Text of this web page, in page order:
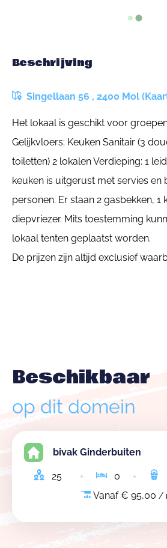
Beschrijving
Singellaan 56 , 2400 Mol
Het lokaal is geschikt voor
Gelijkvloers: Keuken Sanitair (3
toiletten) 2 lokalen Verdieping: 1
keuken is uitgerust met servies en
personen. Er staan 2 gasbekken, 1
diepvriezer. Mits toestemming
lokaal tenten geplaatst worden.
De prijzen zijn altijd exclusief
Beschikbaar
op dit domein
bivak Ginderbuiten
25 0
Vanaf € 95,00 /